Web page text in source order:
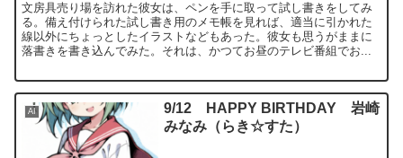
文房具売り場を訪れた彼女は、ペンを手に取って試し書きをしてみ
る。備え付けられた試し書き用のメモ帳を見れば、適当に引かれた
線以外にちょっとしたイラストなどもあった。彼女も思うがままに
落書きを書き込んでみた。それは、かつてお昼のテレビ番組でお...
AI
9/12 HAPPY BIRTHDAY 岩崎
みなみ（らき☆すた）